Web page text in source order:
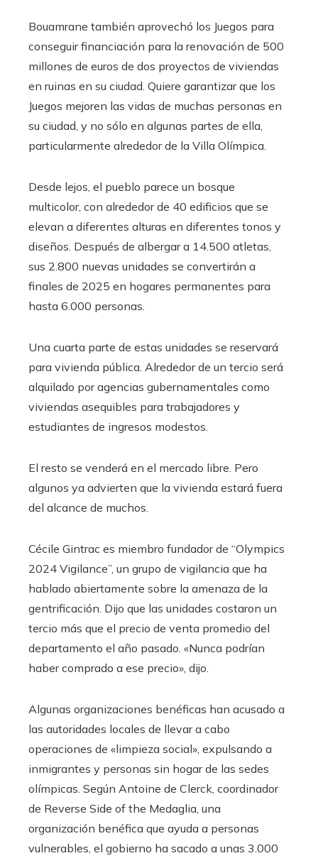
Bouamrane también aprovechó los Juegos para
conseguir financiación para la renovación de 500
millones de euros de dos proyectos de viviendas
en ruinas en su ciudad. Quiere garantizar que los
Juegos mejoren las vidas de muchas personas en
su ciudad, y no sólo en algunas partes de ella,
particularmente alrededor de la Villa Olímpica.
Desde lejos, el pueblo parece un bosque
multicolor, con alrededor de 40 edificios que se
elevan a diferentes alturas en diferentes tonos y
diseños. Después de albergar a 14.500 atletas,
sus 2.800 nuevas unidades se convertirán a
finales de 2025 en hogares permanentes para
hasta 6.000 personas.
Una cuarta parte de estas unidades se reservará
para vivienda pública. Alrededor de un tercio será
alquilado por agencias gubernamentales como
viviendas asequibles para trabajadores y
estudiantes de ingresos modestos.
El resto se venderá en el mercado libre. Pero
algunos ya advierten que la vivienda estará fuera
del alcance de muchos.
Cécile Gintrac es miembro fundador de “Olympics
2024 Vigilance”, un grupo de vigilancia que ha
hablado abiertamente sobre la amenaza de la
gentrificación. Dijo que las unidades costaron un
tercio más que el precio de venta promedio del
departamento el año pasado. «Nunca podrían
haber comprado a ese precio», dijo.
Algunas organizaciones benéficas han acusado a
las autoridades locales de llevar a cabo
operaciones de «limpieza social», expulsando a
inmigrantes y personas sin hogar de las sedes
olímpicas. Según Antoine de Clerck, coordinador
de Reverse Side of the Medaglia, una
organización benéfica que ayuda a personas
vulnerables, el gobierno ha sacado a unas 3.000